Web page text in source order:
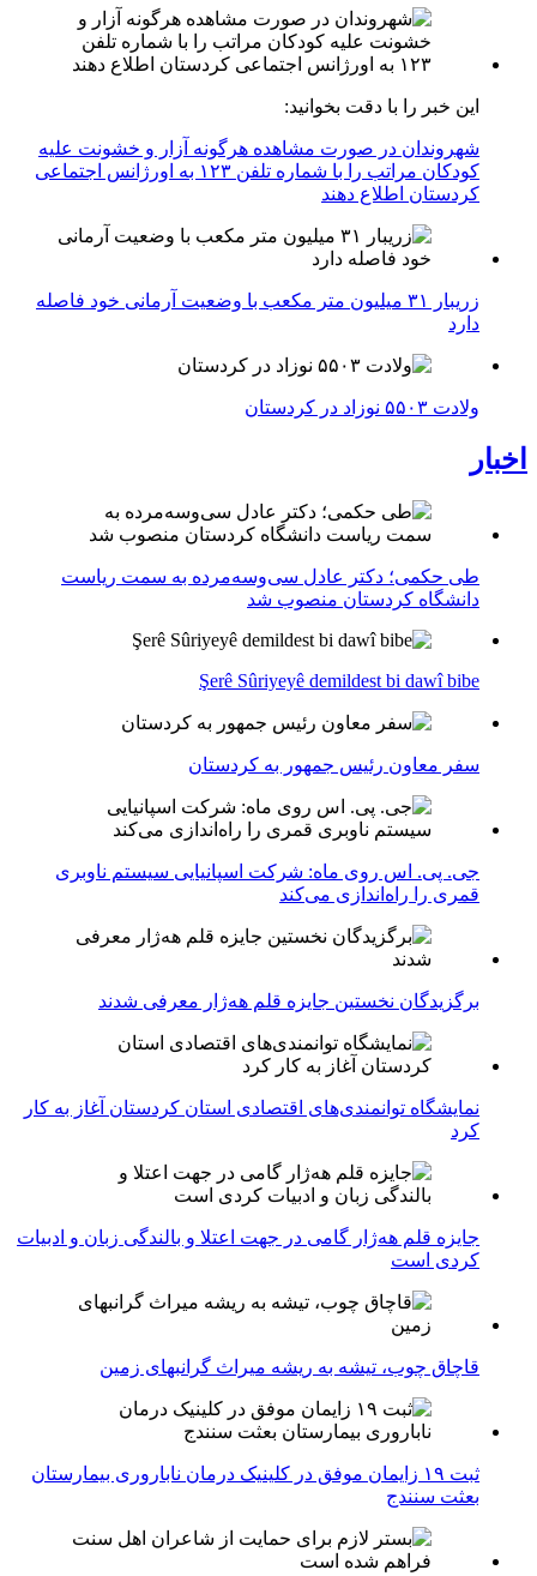
این خبر را با دقت بخوانید:
شهروندان در صورت مشاهده هرگونه آزار و خشونت علیه
کودکان مراتب را با شماره تلفن ۱۲۳ به اورژانس اجتماعی
کردستان اطلاع دهند
زریبار ۳۱ میلیون متر مکعب با وضعیت آرمانی خود فاصله
دارد
ولادت ۵۵۰۳ نوزاد در کردستان
اخبار
طی حکمی؛ دکتر عادل سی‌وسه‌مرده به سمت ریاست
دانشگاه کردستان منصوب شد
Şerê Sûriyeyê demildest bi dawî bibe
سفر معاون رئیس جمهور به کردستان
جی. پی. اس روی ماه: شرکت اسپانیایی سیستم ناوبری
قمری را راه‌اندازی می‌کند
برگزیدگان نخستین جایزه قلم هه‌ژار معرفی شدند
نمایشگاه توانمندی‌های اقتصادی استان کردستان آغاز به کار
کرد
جایزه قلم هه‌ژار گامی در جهت اعتلا و بالندگی زبان و ادبیات
کردی است
قاچاق چوب، تیشه به ریشه میراث گرانبهای زمین
ثبت ۱۹ زایمان موفق در کلینیک درمان ناباروری بیمارستان
بعثت سنندج